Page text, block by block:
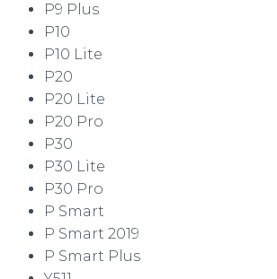
P9 Plus
P10
P10 Lite
P20
P20 Lite
P20 Pro
P30
P30 Lite
P30 Pro
P Smart
P Smart 2019
P Smart Plus